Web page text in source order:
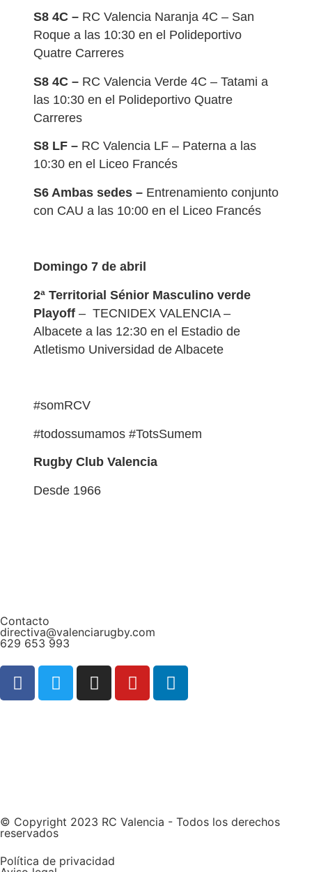
S8 4C – RC Valencia Naranja 4C – San
Roque a las 10:30 en el Polideportivo
Quatre Carreres
S8 4C – RC Valencia Verde 4C – Tatami a
las 10:30 en el Polideportivo Quatre
Carreres
S8 LF – RC Valencia LF – Paterna a las
10:30 en el Liceo Francés
S6 Ambas sedes – Entrenamiento conjunto
con CAU a las 10:00 en el Liceo Francés
Domingo 7 de abril
2ª Territorial Sénior Masculino verde
Playoff – TECNIDEX VALENCIA –
Albacete a las 12:30 en el Estadio de
Atletismo Universidad de Albacete
#somRCV
#todossumamos #TotsSumem
Rugby Club Valencia
Desde 1966
Contacto
directiva@valenciarugby.com
629 653 993
© Copyright 2023 RC Valencia - Todos los derechos
reservados
Política de privacidad